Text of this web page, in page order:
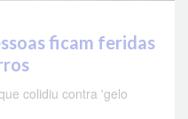
ficam feridas
colidiu contra 'gelo